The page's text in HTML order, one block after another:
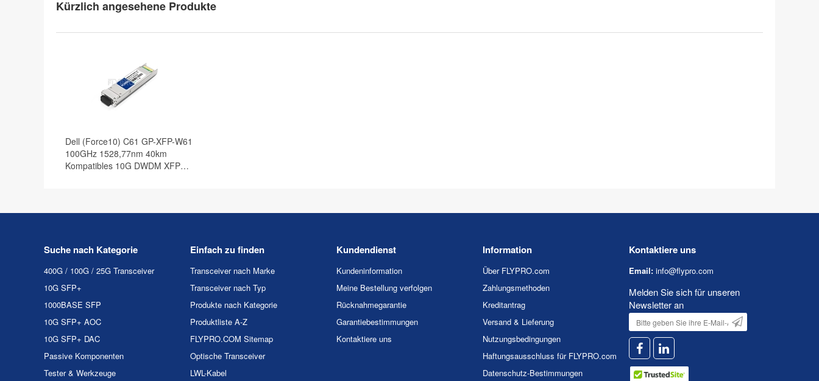
Kürzlich angesehene Produkte
Dell (Force10) C61 GP-XFP-W61
100GHz 1528,77nm 40km
Kompatibles 10G DWDM XFP
Suche nach Kategorie
400G / 100G / 25G Transceiver
10G SFP+
1000BASE SFP
10G SFP+ AOC
10G SFP+ DAC
Passive Komponenten
Tester & Werkzeuge
Einfach zu finden
Transceiver nach Marke
Transceiver nach Typ
Produkte nach Kategorie
Produktliste A-Z
FLYPRO.COM Sitemap
Optische Transceiver
LWL-Kabel
Kundendienst
Kundeninformation
Meine Bestellung verfolgen
Rücknahmegarantie
Garantiebestimmungen
Kontaktiere uns
Information
Über FLYPRO.com
Zahlungsmethoden
Kreditantrag
Versand & Lieferung
Nutzungsbedingungen
Haftungsausschluss für FLYPRO.com
Datenschutz-Bestimmungen
Kontaktiere uns
Email: info@flypro.com
Melden Sie sich für unseren
Newsletter an